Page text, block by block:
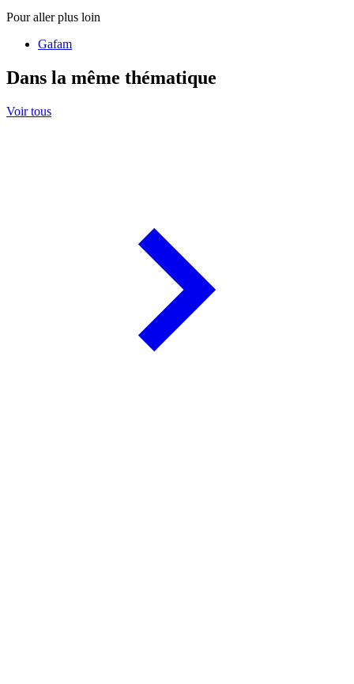
Pour aller plus loin
Gafam
Dans la même thématique
Voir tous